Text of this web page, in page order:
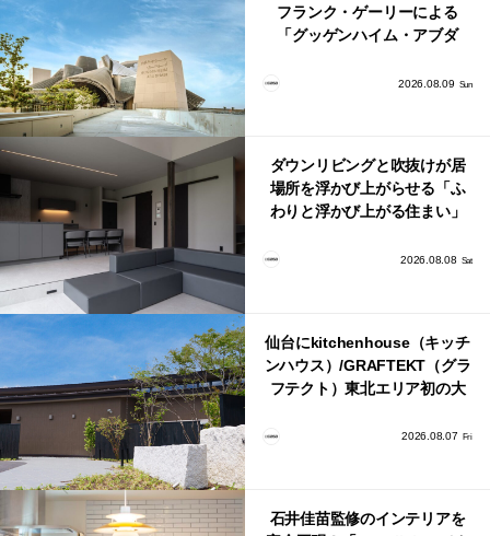
フランク・ゲーリーによる
「グッゲンハイム・アブダ
2026.08.09 Sun
ダウンリビングと吹抜けが居
場所を浮かび上がらせる「ふ
わりと浮かび上がる住まい」
2026.08.08 Sat
仙台にkitchenhouse（キッチ
ンハウス）/GRAFTEKT（グラ
フテクト）東北エリア初の大
2026.08.07 Fri
石井佳苗監修のインテリアを